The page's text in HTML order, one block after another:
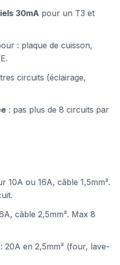
30mA pour un T3 et
: plaque de cuisson,
circuits (éclairage,
: pas plus de 8 circuits par
10A ou 16A, câble 1,5mm².
câble 2,5mm². Max 8
: 20A en 2,5mm² (four, lave-